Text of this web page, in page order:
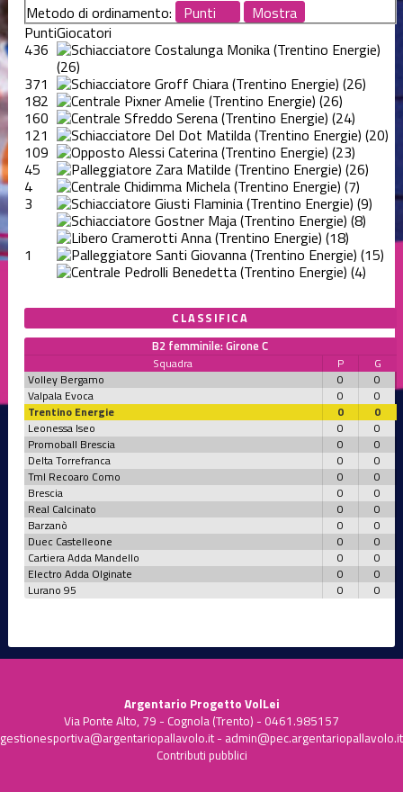
Metodo di ordinamento:
PuntiGiocatori
436 Costalunga Monika(Trentino Energie)
(26)
371 Groff Chiara(Trentino Energie) (26)
182 Pixner Amelie (Trentino Energie) (26)
160 Sfreddo Serena(Trentino Energie) (24)
121 Del Dot Matilda(Trentino Energie) (20)
109 Alessi Caterina(Trentino Energie) (23)
45 Zara Matilde (Trentino Energie) (26)
4 Chidimma Michela(Trentino Energie) (7)
3 Giusti Flaminia(Trentino Energie) (9)
Gostner Maja(Trentino Energie) (8)
Cramerotti Anna(Trentino Energie) (18)
1 Santi Giovanna(Trentino Energie) (15)
Pedrolli Benedetta(Trentino Energie) (4)
CLASSIFICA
B2 femminile: Girone C
Squadra P
G
Volley Bergamo
0
0
Valpala Evoca
0
0
Trentino Energie
0
0
Leonessa Iseo
0
0
Promoball Brescia
0
0
Delta Torrefranca
0
0
Tml Recoaro Como
0
0
Brescia
0
0
Real Calcinato
0
0
Barzanò
0
0
Duec Castelleone
0
0
Cartiera Adda Mandello
0
0
Electro Adda Olginate
0
0
Lurano 95
0 0
Argentario Progetto VolLei
Via Ponte Alto, 79 - Cognola (Trento) - 0461.985157
gestionesportiva@argentariopallavolo.it- admin@pec.argentariopallavolo.it
Contributi pubblici